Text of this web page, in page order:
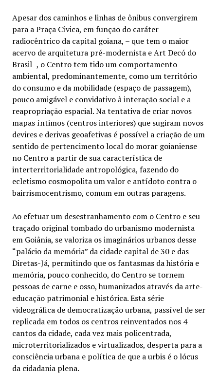
Apesar dos caminhos e linhas de ônibus convergirem
para a Praça Cívica, em função do caráter
radiocêntrico da capital goiana, – que tem o maior
acervo de arquitetura pré-modernista e Art Decó do
Brasil -, o Centro tem tido um comportamento
ambiental, predominantemente, como um território
do consumo e da mobilidade (espaço de passagem),
pouco amigável e convidativo à interação social e a
reapropriação espacial. Na tentativa de criar novos
mapas íntimos (centros interiores) que sugiram novos
devires e derivas geoafetivas é possível a criação de um
sentido de pertencimento local do morar goianiense
no Centro a partir de sua característica de
interterritorialidade antropológica, fazendo do
ecletismo cosmopolita um valor e antídoto contra o
bairrismocentrismo, comum em outras paragens.
Ao efetuar um desestranhamento com o Centro e seu
traçado original tombado do urbanismo modernista
em Goiânia, se valoriza os imaginários urbanos desse
“palácio da memória” da cidade capital de 30 e das
Diretas-Já, permitindo que os fantasmas da história e
memória, pouco conhecido, do Centro se tornem
pessoas de carne e osso, humanizados através da arte-
educação patrimonial e histórica. Esta série
videográfica de democratização urbana, passível de ser
replicada em todos os centros reinventados nos 4
cantos da cidade, cada vez mais policentrada,
microterritorializados e virtualizados, desperta para a
consciência urbana e política de que a urbis é o lócus
da cidadania plena.